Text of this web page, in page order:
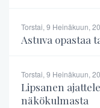
Torstai, 9 Heinäkuun,
Astuva opastaa
Torstai, 9 Heinäkuun,
Lipsanen
näkökulmasta